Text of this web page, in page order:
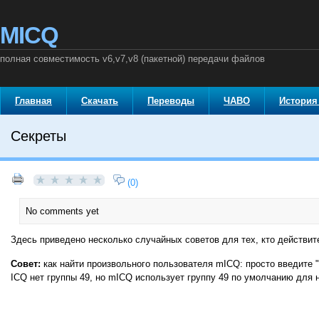
MICQ
полная совместимость v6,v7,v8 (пакетной) передачи файлов
Главная Скачать Переводы ЧАВО
Секреты
(0)
No comments yet
Здесь приведено несколько случайных советов для тех, кто
Совет: как найти произвольного пользователя mICQ: просто введите "
ICQ нет группы 49, но mICQ использует группу 49 по умолчанию для